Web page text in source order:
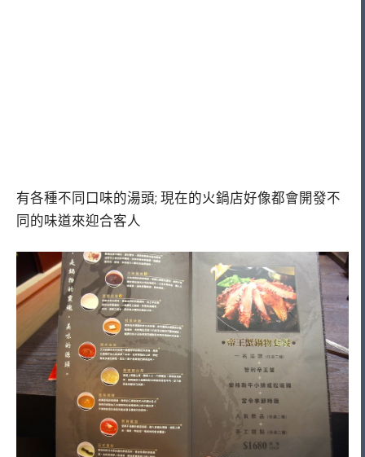
有各種不同口味的湯頭; 現在的火鍋店好像都會開發不
同的味道來迎合客人